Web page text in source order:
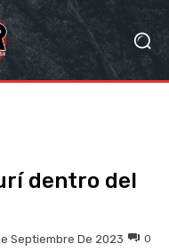
dentro del
Septiembre De 2023 0